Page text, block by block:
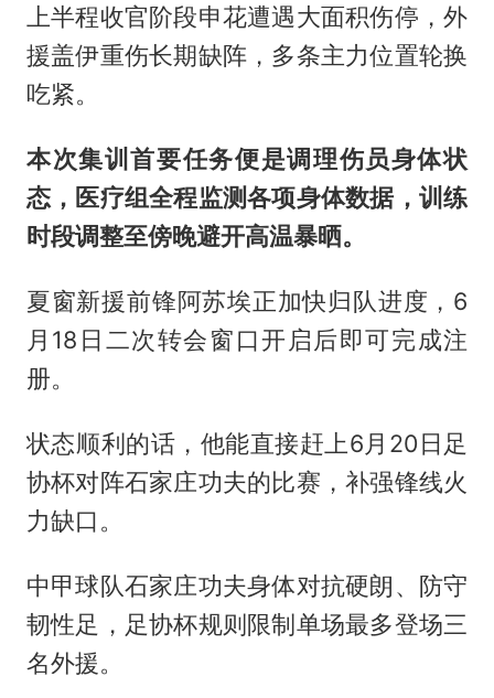
上半程收官阶段申花遭遇大面积伤停，外
援盖伊重伤长期缺阵，多条主力位置轮换
吃紧。
本次集训首要任务便是调理伤员身体状
态，医疗组全程监测各项身体数据，训练
时段调整至傍晚避开高温暴晒。
夏窗新援前锋阿苏埃正加快归队进度，6
月18日二次转会窗口开启后即可完成注
册。
状态顺利的话，他能直接赶上6月20日足
协杯对阵石家庄功夫的比赛，补强锋线火
力缺口。
中甲球队石家庄功夫身体对抗硬朗、防守
韧性足，足协杯规则限制单场最多登场三
名外援。